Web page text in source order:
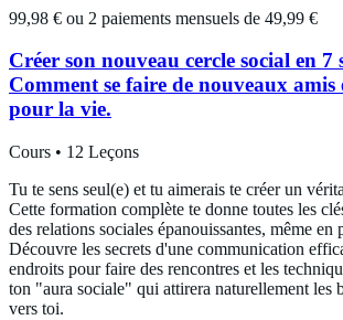
99,98 € ou 2 paiements mensuels de 49,99 €
Créer son nouveau cercle social en 7
Comment se faire de nouveaux amis
pour la vie.
Cours • 12 Leçons
Tu te sens seul(e) et tu aimerais te créer un
Cette formation complète te donne toutes les
des relations sociales épanouissantes, même en
Découvre les secrets d'une communication
endroits pour faire des rencontres et les
ton "aura sociale" qui attirera naturellement les
vers toi.